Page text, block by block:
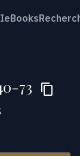
eBooks
73